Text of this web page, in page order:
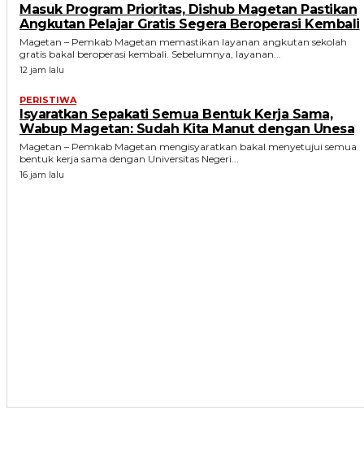
Masuk Program Prioritas, Dishub Magetan Pastikan
Angkutan Pelajar Gratis Segera Beroperasi Kembali
Magetan – Pemkab Magetan memastikan layanan angkutan sekolah
gratis bakal beroperasi kembali. Sebelumnya, layanan...
12 jam lalu
PERISTIWA
Isyaratkan Sepakati Semua Bentuk Kerja Sama,
Wabup Magetan: Sudah Kita Manut dengan Unesa
Magetan – Pemkab Magetan mengisyaratkan bakal menyetujui semua
bentuk kerja sama dengan Universitas Negeri...
16 jam lalu